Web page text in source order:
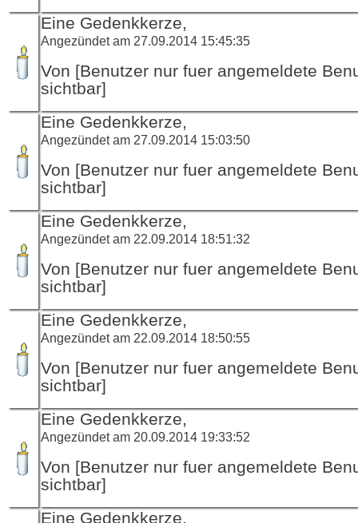
Eine Gedenkkerze,
Angezündet am 27.09.2014 15:45:35
Von [Benutzer nur fuer angemeldete
sichtbar]
Eine Gedenkkerze,
Angezündet am 27.09.2014 15:03:50
Von [Benutzer nur fuer angemeldete
sichtbar]
Eine Gedenkkerze,
Angezündet am 22.09.2014 18:51:32
Von [Benutzer nur fuer angemeldete
sichtbar]
Eine Gedenkkerze,
Angezündet am 22.09.2014 18:50:55
Von [Benutzer nur fuer angemeldete
sichtbar]
Eine Gedenkkerze,
Angezündet am 20.09.2014 19:33:52
Von [Benutzer nur fuer angemeldete
sichtbar]
Eine Gedenkkerze,